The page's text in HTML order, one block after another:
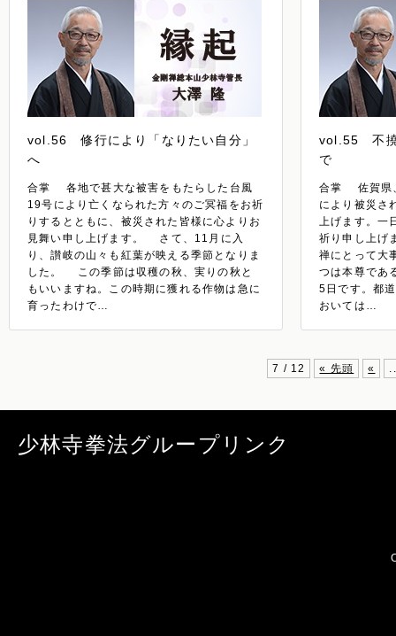
vol.56 修行により「なりたい自分」
へ
合掌 各地で甚大な被害をもたらした台風
19号により亡くなられた方々のご冥福をお祈
りするとともに、被災された皆様に心よりお
見舞い申し上げます。 さて、11月に入
り、讃岐の山々も紅葉が映える季節となりま
した。 この季節は収穫の秋、実りの秋と
もいいますね。この時期に獲れる作物は急に
育ったわけで…
vol.55 不撓
で
合掌 佐賀県
により被災さ
上げます。一
祈り申し上
禅にとって
つは本尊であ
5日です。都
おいては…
7 / 12 « 先頭 «
少林寺拳法グループリンク